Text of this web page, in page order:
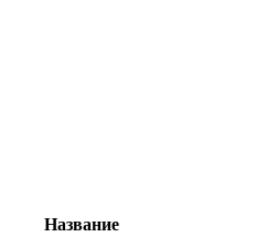
Название